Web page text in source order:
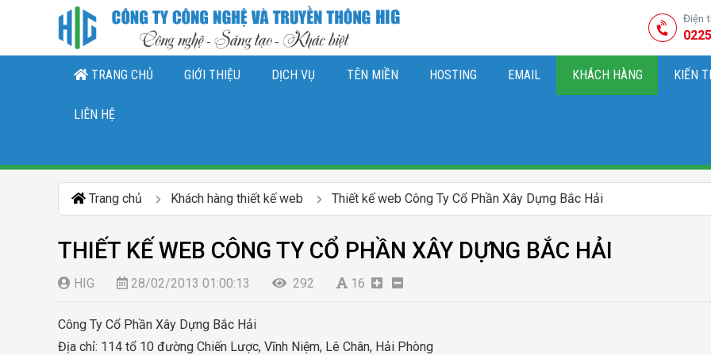
Điện
TRANG CHỦ GIỚI THIỆU DỊCH VỤ TÊN MIỀN HOSTING EMAIL KHÁCH HÀNG KIẾN
LIÊN HỆ
Trang chủ Khách hàng thiết kế web Thiết kế web Công Ty Cổ Phần Xây Dựng Bắc Hải
THIẾT KẾ WEB CÔNG TY CỔ PHẦN XÂY DỰNG BẮC HẢI
HIG 28/02/2013 01:00:13 292 16
Công Ty Cổ Phần Xây Dựng Bắc Hải
Địa chỉ: 114 tổ 10 đường Chiến Lược, Vĩnh Niệm, Lê Chân, Hải Phòng